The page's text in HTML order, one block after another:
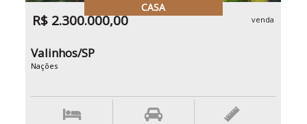
CASA
R$ 2.300.000,00 venda
Valinhos/SP
Nações